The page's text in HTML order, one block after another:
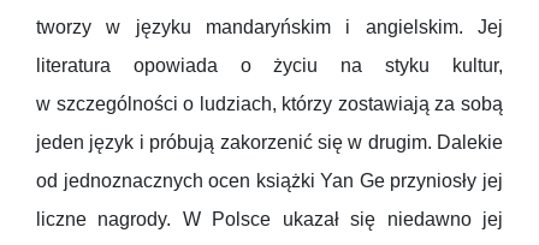
tworzy w języku mandaryńskim i angielskim. Jej
literatura opowiada o życiu na styku kultur,
w szczególności o ludziach, którzy zostawiają za sobą
jeden język i próbują zakorzenić się w drugim. Dalekie
od jednoznacznych ocen książki Yan Ge przyniosły jej
liczne nagrody. W Polsce ukazał się niedawno jej